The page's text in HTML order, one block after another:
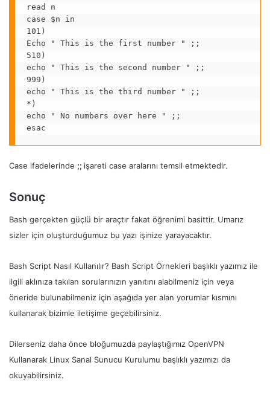
read n
case $n in
101)
Echo " This is the first number " ;;
510)
echo " This is the second number " ;;
999)
echo " This is the third number " ;;
*)
echo " No numbers over here " ;;
esac
Case ifadelerinde ;; işareti case aralarını temsil etmektedir.
Sonuç
Bash gerçekten güçlü bir araçtır fakat öğrenimi basittir. Umarız
sizler için oluşturduğumuz bu yazı işinize yarayacaktır.
Bash Script Nasıl Kullanılır? Bash Script Örnekleri başlıklı yazımız ile
ilgili aklınıza takılan sorularınızın yanıtını alabilmeniz için veya
öneride bulunabilmeniz için aşağıda yer alan yorumlar kısmını
kullanarak bizimle iletişime geçebilirsiniz.
Dilerseniz daha önce bloğumuzda paylaştığımız OpenVPN
Kullanarak Linux Sanal Sunucu Kurulumu başlıklı yazımızı da
okuyabilirsiniz.